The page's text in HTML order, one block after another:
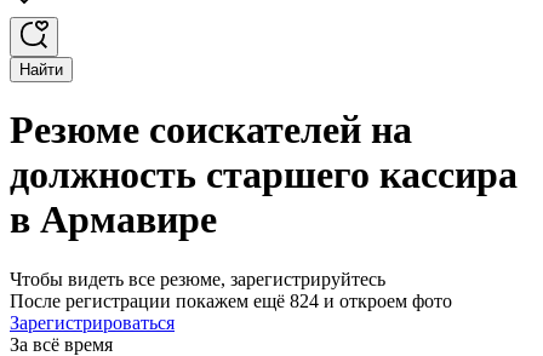
Найти
Резюме соискателей на
должность старшего кассира
в Армавире
Чтобы видеть все резюме, зарегистрируйтесь
После регистрации покажем ещё 824 и откроем фото
Зарегистрироваться
За всё время